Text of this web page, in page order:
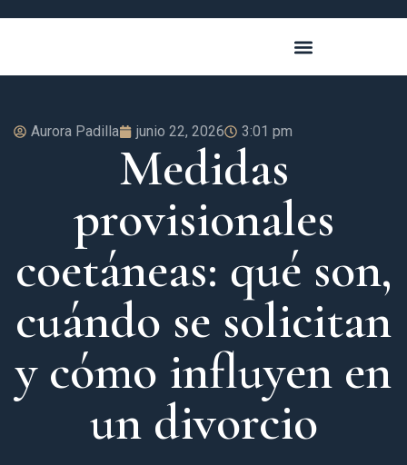
Aurora Padilla junio 22, 2026 3:01 pm
Medidas
provisionales
coetáneas: qué son,
cuándo se solicitan
y cómo influyen en
un divorcio